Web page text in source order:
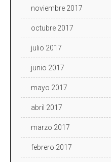
noviembre 2017
octubre 2017
julio 2017
junio 2017
mayo 2017
abril 2017
marzo 2017
febrero 2017